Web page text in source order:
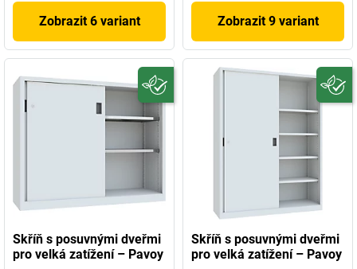
Zobrazit 6 variant Zobrazit 9 variant
Skříň s posuvnými dveřmi
pro velká zatížení – Pavoy
Skříň s posuvnými dveřmi
pro velká zatížení – Pavoy